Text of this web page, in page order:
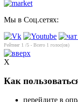
Мы в Соц.сетях:
Рейтинг 1 /5 - Всего 1 голос(ов)
X
Как
перейдите в